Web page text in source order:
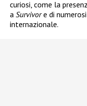
curiosi, come la
a Survivore di
internazionale.